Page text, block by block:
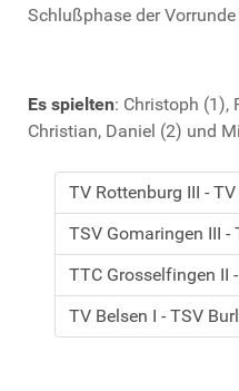
Schlußphase der Vorrunde
Es spielten: Christoph (1),
Christian, Daniel (2) und
TV Rottenburg III -
TSV Gomaringen III -
TTC Grosselfingen II
TV Belsen I - TSV